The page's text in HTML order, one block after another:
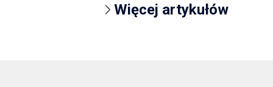
Więcej artykułów